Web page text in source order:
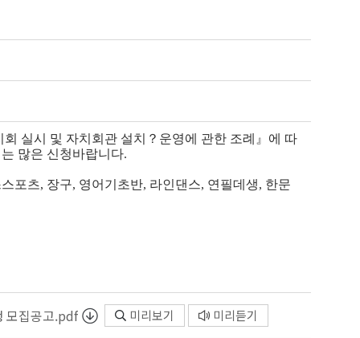
실시 및 자치회관 설치？운영에 관한 조례』에 따
많은 신청바랍니다.
포츠, 장구, 영어기초반, 라인댄스, 연필데생, 한문
모집공고.pdf 미리보기 미리듣기